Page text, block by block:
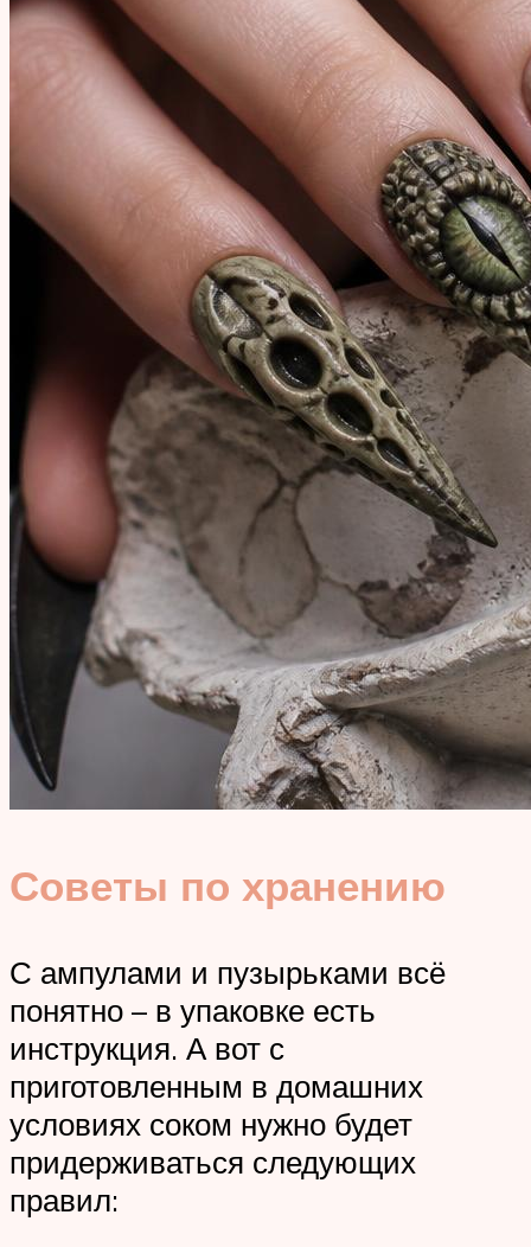
Советы по хранению
С ампулами и пузырьками всё
понятно – в упаковке есть
инструкция. А вот с
приготовленным в домашних
условиях соком нужно будет
придерживаться следующих
правил: